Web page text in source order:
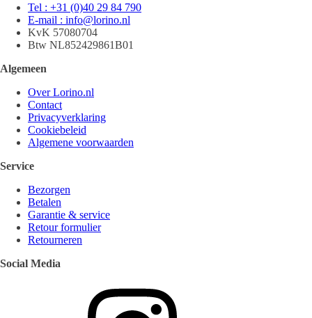
Tel : +31 (0)40 29 84 790
E-mail : info@lorino.nl
KvK 57080704
Btw NL852429861B01
Algemeen
Over Lorino.nl
Contact
Privacyverklaring
Cookiebeleid
Algemene voorwaarden
Service
Bezorgen
Betalen
Garantie & service
Retour formulier
Retourneren
Social Media